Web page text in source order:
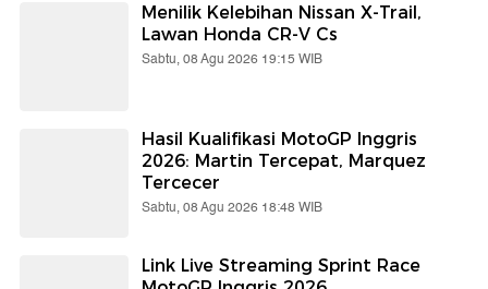
Menilik Kelebihan Nissan X-Trail,
Lawan Honda CR-V Cs
Sabtu, 08 Agu 2026 19:15 WIB
Hasil Kualifikasi MotoGP Inggris
2026: Martin Tercepat, Marquez
Tercecer
Sabtu, 08 Agu 2026 18:48 WIB
Link Live Streaming Sprint Race